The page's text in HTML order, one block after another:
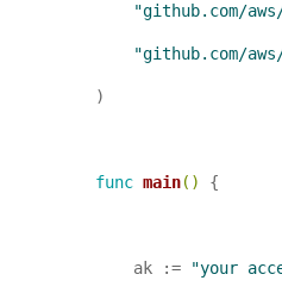
"github.com/
"github.com/
)
func main() {
    ak :=
"your